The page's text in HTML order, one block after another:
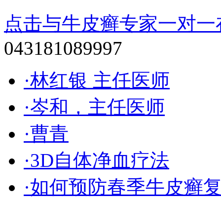
点击与牛皮癣专家一对
043181089997
·林红银 主任医师
·岑和，主任医师
·曹青
·3D自体净血疗法
·如何预防春季牛皮癣